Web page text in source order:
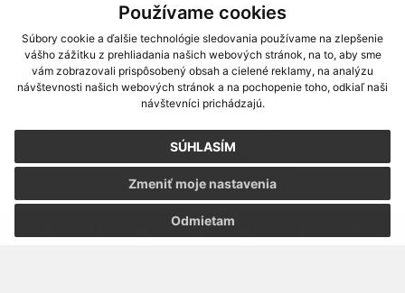
Používame cookies
Súbory cookie a ďalšie technológie sledovania používame na zlepšenie
vášho zážitku z prehliadania našich webových stránok, na to, aby sme
vám zobrazovali prispôsobený obsah a cielené reklamy, na analýzu
návštevnosti našich webových stránok a na pochopenie toho, odkiaľ naši
návštevníci prichádzajú.
SÚHLASÍM
Odmietam
Zmeniť moje nastavenia
využite možnosť získavania aktuálnych informácií s využitím RSS
CMS systém (redakčný) systém ECHELON 2,Mapa stránok,web portál
webex.digital, s.r.o.,domény,registrácia domény
Posledná aktualizácia:05.08.2026
Vytlačiť stránku|Vyhlásenie o prístupnosti